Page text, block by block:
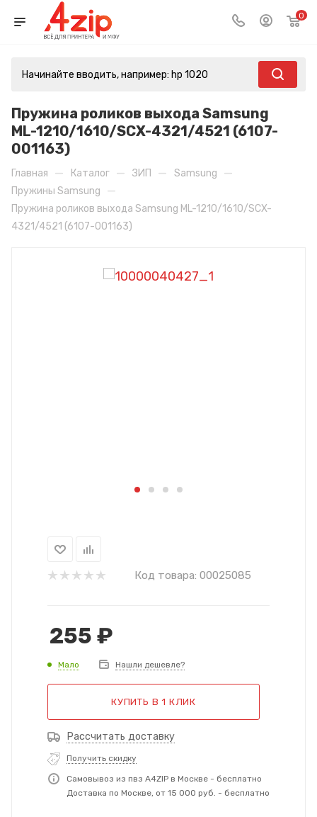
0
Пружина роликов выхода Samsung
ML-1210/1610/SCX-4321/4521 (6107-
001163)
Главная — Каталог — ЗИП — Samsung —
Пружины Samsung —
Пружина роликов выхода Samsung ML-1210/1610/SCX-
4321/4521 (6107-001163)
Код товара: 00025085
255 ₽
Мало Нашли дешевле?
КУПИТЬ В 1 КЛИК
Рассчитать доставку
Получить скидку
Самовывоз из пвз A4ZIP в Москве - бесплатно
Доставка по Москве, от 15 000 руб. - бесплатно